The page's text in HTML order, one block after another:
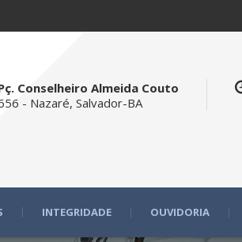
Conselheiro Almeida Couto
- Nazaré, Salvador-BA
INTEGRIDADE OUVIDORIA